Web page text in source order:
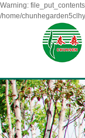
Warning:
/home/